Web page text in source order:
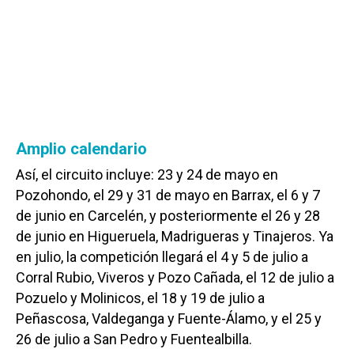
Amplio calendario
Así, el circuito incluye: 23 y 24 de mayo en
Pozohondo, el 29 y 31 de mayo en Barrax, el 6 y 7
de junio en Carcelén, y posteriormente el 26 y 28
de junio en Higueruela, Madrigueras y Tinajeros. Ya
en julio, la competición llegará el 4 y 5 de julio a
Corral Rubio, Viveros y Pozo Cañada, el 12 de julio a
Pozuelo y Molinicos, el 18 y 19 de julio a
Peñascosa, Valdeganga y Fuente-Álamo, y el 25 y
26 de julio a San Pedro y Fuentealbilla.